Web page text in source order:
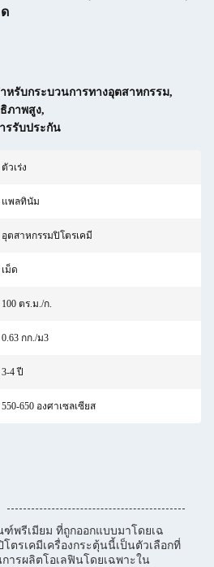
หรับกระบวนการทางอุตสาหกรรม,
ภาพสูง,
รรับประกัน
ตัวเร่ง
แพลทินัม
อุตสาหกรรมปิโตรเคมี
เม็ด
100 ตร.ม./ก.
0.63 กก./ม3
3-4 ปี
550-650 องศาเซลเซียส
ฑ์พรีเมียม ที่ถูกออกแบบมาโดยเฉ
ตรเคมีเครื่องกระตุ้นนี้เป็นตัวเลือกที่
ารผลิตโอเลฟินโดยเฉพาะใน